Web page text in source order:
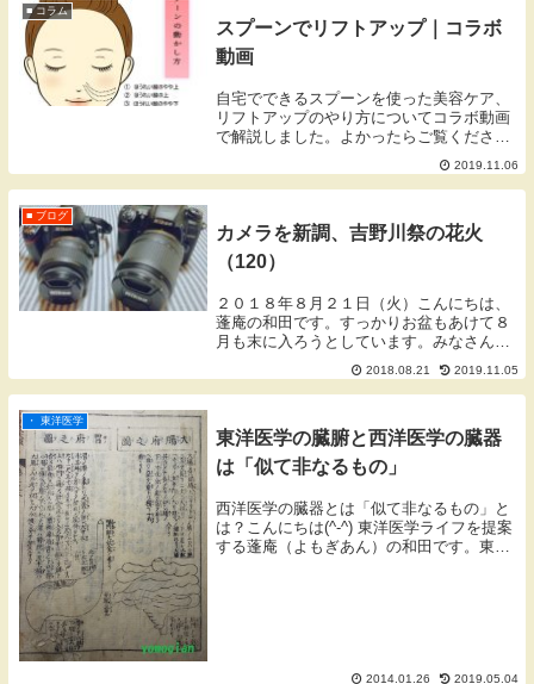
■ コラム
スプーンでリフトアップ｜コラボ
動画
自宅でできるスプーンを使った美容ケア、
リフトアップのやり方についてコラボ動画
で解説しました。よかったらご覧くださ
2019.11.06
■ ブログ
カメラを新調、吉野川祭の花火
（120）
２０１８年８月２１日（火）こんにちは、
蓬庵の和田です。すっかりお盆もあけて８
月も末に入ろうとしています。みなさんは
お盆をどのようにすごされましたか？仕事
だったという方もあれば、長いお休みだっ
たという方もあったと思います。私はとい
2018.08.21 2019.11.05
・ 東洋医学
東洋医学の臓腑と西洋医学の臓器
は「似て非なるもの」
西洋医学の臓器とは「似て非なるもの」と
は？こんにちは(^-^) 東洋医学ライフを提案
する蓬庵（よもぎあん）の和田です。東洋
2014.01.26 2019.05.04